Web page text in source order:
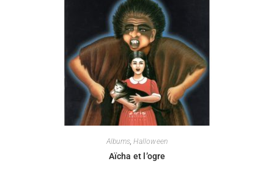
Albums,Halloween
Aïcha et l’ogre